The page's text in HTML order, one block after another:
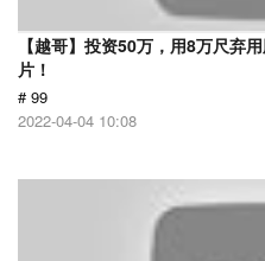
【越哥】投资50万，用8万尺弃
片！
# 99
2022-04-04 10:08